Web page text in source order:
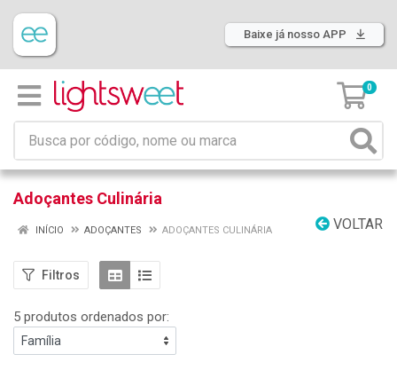
Baixe já nosso APP
0
Adoçantes Culinária
VOLTAR
INÍCIO ADOÇANTES ADOÇANTES CULINÁRIA
Filtros
5 produtos ordenados por: